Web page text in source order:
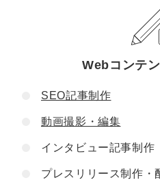
Webコンテ
SEO記事制作
動画撮影・編集
インタビュー記事制作
プレスリリース制作・